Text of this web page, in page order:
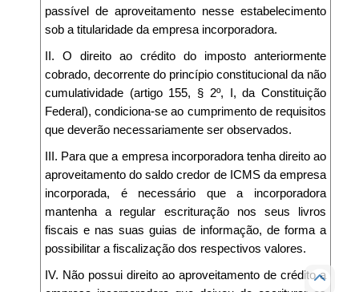
passível de aproveitamento nesse estabelecimento
sob a titularidade da empresa incorporadora.
II. O direito ao crédito do imposto anteriormente
cobrado, decorrente do princípio constitucional da não
cumulatividade (artigo 155, § 2º, I, da Constituição
Federal), condiciona-se ao cumprimento de requisitos
que deverão necessariamente ser observados.
III. Para que a empresa incorporadora tenha direito ao
aproveitamento do saldo credor de ICMS da empresa
incorporada, é necessário que a incorporadora
mantenha a regular escrituração nos seus livros
fiscais e nas suas guias de informação, de forma a
possibilitar a fiscalização dos respectivos valores.
IV. Não possui direito ao aproveitamento de crédito a